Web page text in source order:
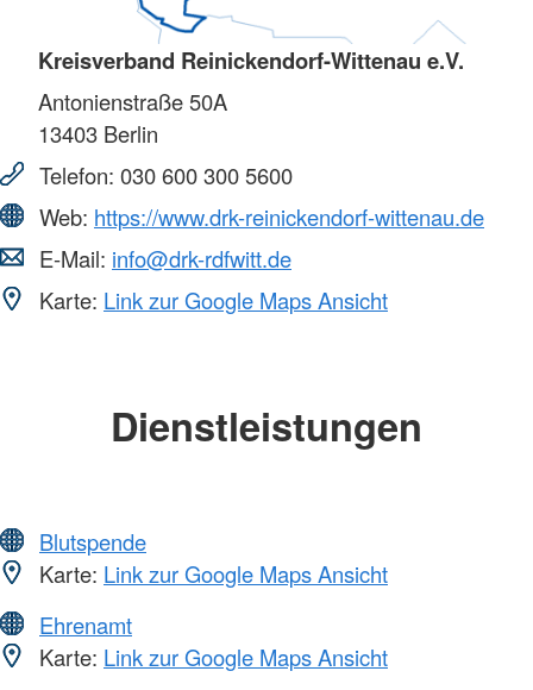
Kreisverband Reinickendorf-Wittenau e.V.
Antonienstraße 50A
13403 Berlin
Telefon: 030 600 300 5600
Web: https://www.drk-reinickendorf-wittenau.de
E-Mail: info@drk-rdfwitt.de
Karte: Link zur Google Maps Ansicht
Dienstleistungen
Blutspende
Karte: Link zur Google Maps Ansicht
Ehrenamt
Karte: Link zur Google Maps Ansicht